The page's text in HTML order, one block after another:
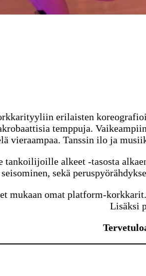
erilaisten
temppuja.
vieraampaa. Tanssin ilo ja
alkeet -tasosta
sekä
mukaan omat platform-
Lisäksi